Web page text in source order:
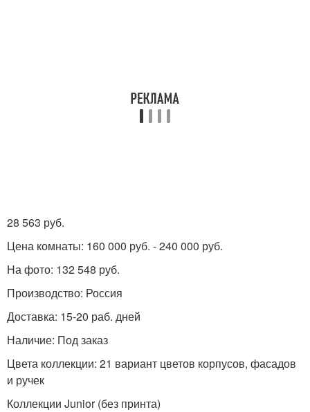
подростка
28 563 руб.
Цена комнаты: 160 000 руб. - 240 000 руб.
На фото: 132 548 руб.
Производство: Россия
Доставка: 15-20 раб. дней
Наличие: Под заказ
Цвета коллекции: 21 вариант цветов корпусов, фасадов
и ручек
Коллекции Junior (без принта)